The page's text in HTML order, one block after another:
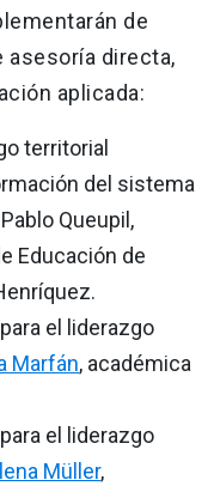
de
asesoría directa,
aplicada:
territorial
del sistema
Queupil,
Educación de
el liderazgo
Marfán, académica
el liderazgo
Müller,